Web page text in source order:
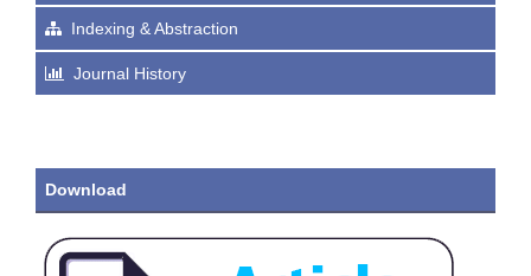
Indexing & Abstraction
Journal History
Download